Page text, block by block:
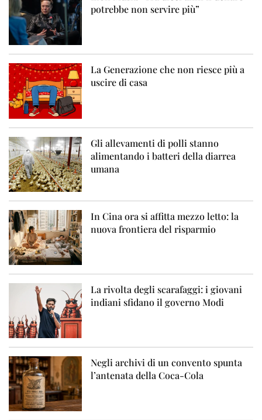
potrebbe non servire più”
La Generazione che non riesce più a
uscire di casa
Gli allevamenti di polli stanno
alimentando i batteri della diarrea
umana
In Cina ora si affitta mezzo letto: la
nuova frontiera del risparmio
La rivolta degli scarafaggi: i giovani
indiani sfidano il governo Modi
Negli archivi di un convento spunta
l’antenata della Coca-Cola